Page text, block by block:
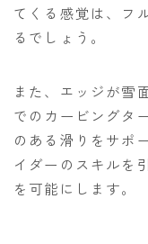
てくる感覚は、フ
るでしょう。
また、エッジが雪
でのカービングタ
のある滑りをサポ
イダーのスキルを
を可能にします。